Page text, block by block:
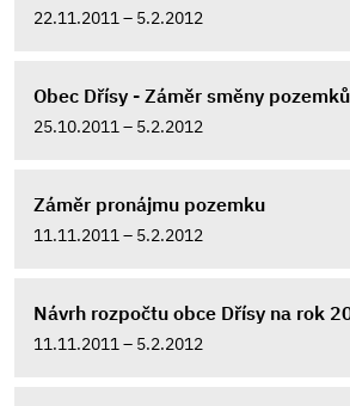
22.11.2011 – 5.2.2012
Obec Dřísy - Záměr směny pozemků
25.10.2011 – 5.2.2012
Záměr pronájmu pozemku
11.11.2011 – 5.2.2012
Návrh rozpočtu obce Dřísy na rok
11.11.2011 – 5.2.2012